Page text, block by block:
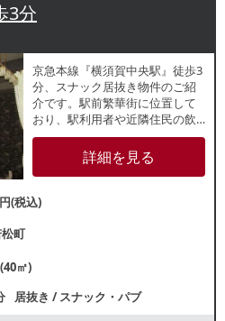
3分
京急本線『横須賀中央駅』徒歩3
分、スナック居抜き物件のご紹
介です。駅前繁華街に位置して
おり、駅利用者や近隣住民の飲
み需要が見込めます。同ビル他
区画でも類似業態が多数盛業
中！諸条件等、お気軽にお問合
詳細を見る
円(税込)
町
㎡)
居抜き /スナック・パブ